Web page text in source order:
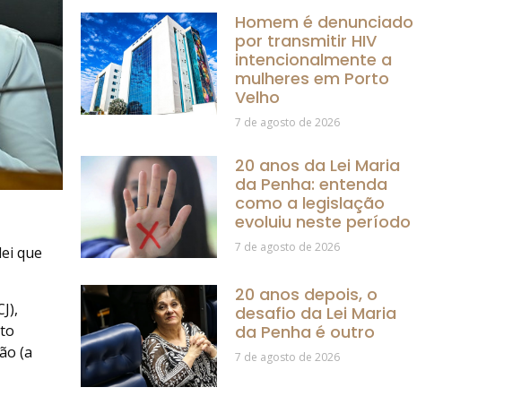
que
(a
Homem é denunciado
por transmitir HIV
intencionalmente a
mulheres em Porto
Velho
7 de agosto de 2026
20 anos da Lei Maria
da Penha: entenda
como a legislação
evoluiu neste período
7 de agosto de 2026
20 anos depois, o
desafio da Lei Maria
da Penha é outro
7 de agosto de 2026